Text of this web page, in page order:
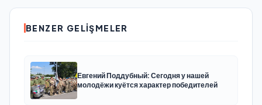
BENZER GELIŞMELER
Евгений Поддубный: Сегодня у нашей
молодёжи куётся характер победителей